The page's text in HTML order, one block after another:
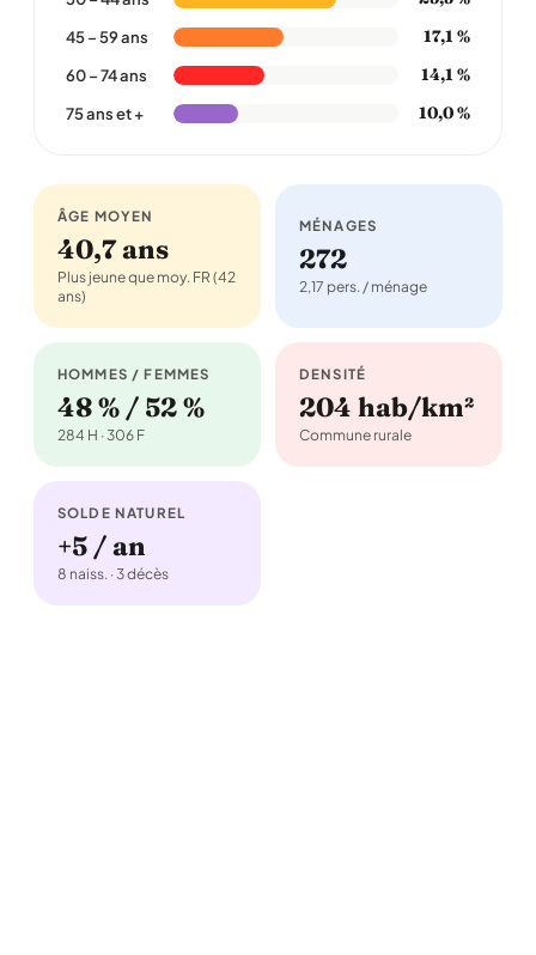
45 – 59 ans 17,1 %
60 – 74 ans 14,1 %
75 ans et + 10,0 %
ÂGE MOYEN
40,7 ans
Plus jeune que moy. FR (42
ans)
MÉNAGES
272
2,17 pers. / ménage
HOMMES / FEMMES
48 % / 52 %
284 H · 306 F
DENSITÉ
204 hab/km²
Commune rurale
SOLDE NATUREL
+5 / an
8 naiss. · 3 décès